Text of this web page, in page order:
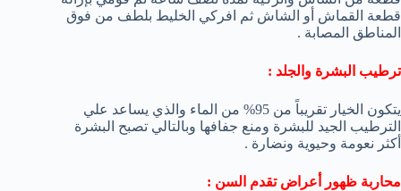
قطعة القماش أو الشاش ثم افركي الخليط بلطف من فوق
المناطق المصابة .
ترطيب البشرة والجلد :
يتكون الخيار تقريباً من 95% من الماء والذي يساعد علي
الترطيب الجيد للبشرة ومنع جفافها وبالتالي تصبح البشرة
أكثر نعومة وحيوية ونضارة .
محاربة ظهور أعراض تقدم السن :